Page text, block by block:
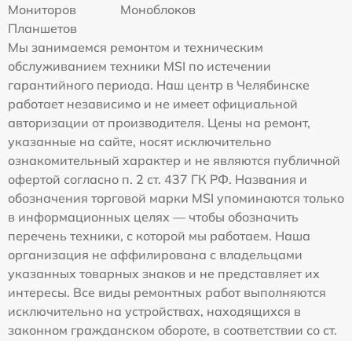
Мониторов
Моноблоков
Планшетов
Мы занимаемся ремонтом и техническим
обслуживанием техники MSI по истечении
гарантийного периода. Наш центр в Челябинске
работает независимо и не имеет официальной
авторизации от производителя. Цены на ремонт,
указанные на сайте, носят исключительно
ознакомительный характер и не являются публичной
офертой согласно п. 2 ст. 437 ГК РФ. Названия и
обозначения торговой марки MSI упоминаются только
в информационных целях — чтобы обозначить
перечень техники, с которой мы работаем. Наша
организация не аффилирована с владельцами
указанных товарных знаков и не представляет их
интересы. Все виды ремонтных работ выполняются
исключительно на устройствах, находящихся в
законном гражданском обороте, в соответствии со ст.